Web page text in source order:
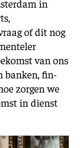
in
of dit nog
van ons
banken, fin-
zorgen we
in dienst